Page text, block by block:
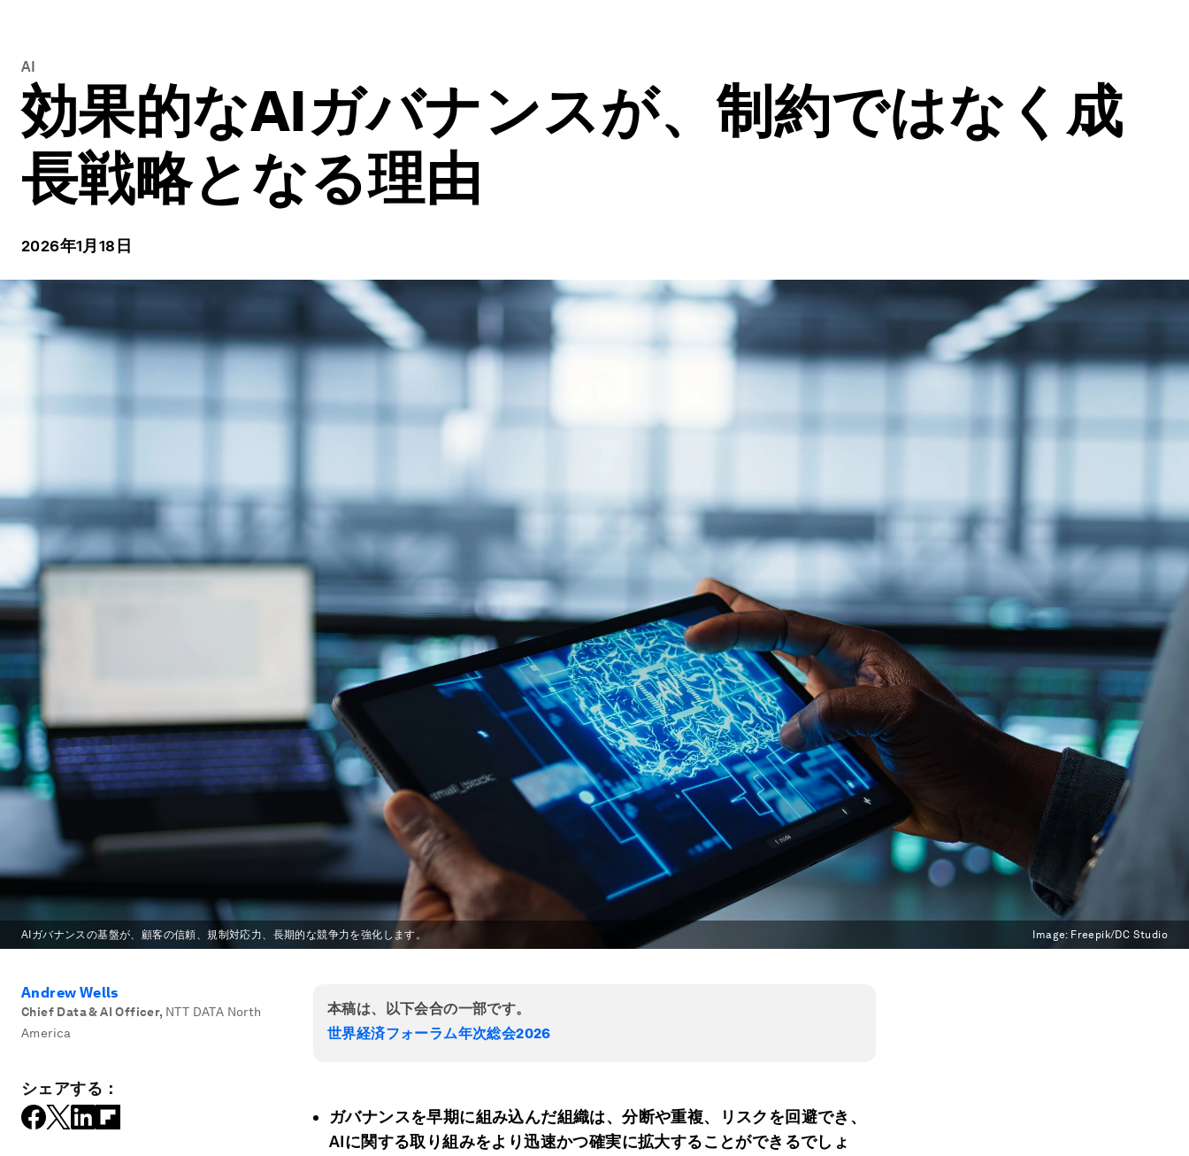
AI
効果的なAIガバナンスが、制約ではなく成
長戦略となる理由
2026年1月18日
AIガバナンスの基盤が、顧客の信頼、規制対応力、長期的な競争力を強化します。 Image: Freepik/DC Studio
Andrew Wells
Chief Data & AI Officer, NTT DATA North
America
シェアする：
本稿は、以下会合の一部です。
世界経済フォーラム年次総会2026
ガバナンスを早期に組み込んだ組織は、分断や重複、リスクを回避でき、
AIに関する取り組みをより迅速かつ確実に拡大することができるでしょ